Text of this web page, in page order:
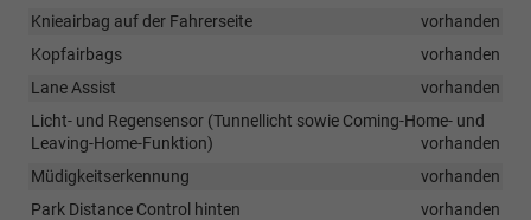
Knieairbag auf der Fahrerseite
vorhanden
Kopfairbags
vorhanden
Lane Assist
vorhanden
Licht- und Regensensor (Tunnellicht sowie Coming-Home- und
Leaving-Home-Funktion)
vorhanden
Müdigkeitserkennung
vorhanden
Park Distance Control hinten
vorhanden